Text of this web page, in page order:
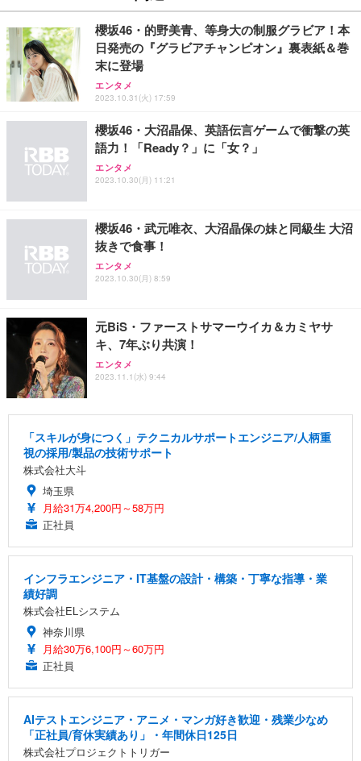
櫻坂46・的野美青、等身大の制服グラビア！本
日発売の『グラビアチャンピオン』裏表紙＆巻
末に登場
エンタメ
2023.10.31(火) 17:59
櫻坂46・大沼晶保、英語伝言ゲームで衝撃の英
語力！「Ready？」に「女？」
エンタメ
2023.10.30(月) 11:21
櫻坂46・武元唯衣、大沼晶保の妹と同級生 大沼
抜きで食事！
エンタメ
2023.10.30(月) 8:59
元BiS・ファーストサマーウイカ＆カミヤサ
キ、7年ぶり共演！
エンタメ
2023.11.1(水) 9:44
「スキルが身につく」テクニカルサポートエンジニア/人柄重
視の採用/製品の技術サポート
株式会社大斗
埼玉県
月給31万4,200円～58万円
正社員
インフラエンジニア・IT基盤の設計・構築・丁寧な指導・業
績好調
株式会社ELシステム
神奈川県
月給30万6,100円～60万円
正社員
AIテストエンジニア・アニメ・マンガ好き歓迎・残業少なめ
「正社員/育休実績あり」・年間休日125日
株式会社プロジェクトトリガー